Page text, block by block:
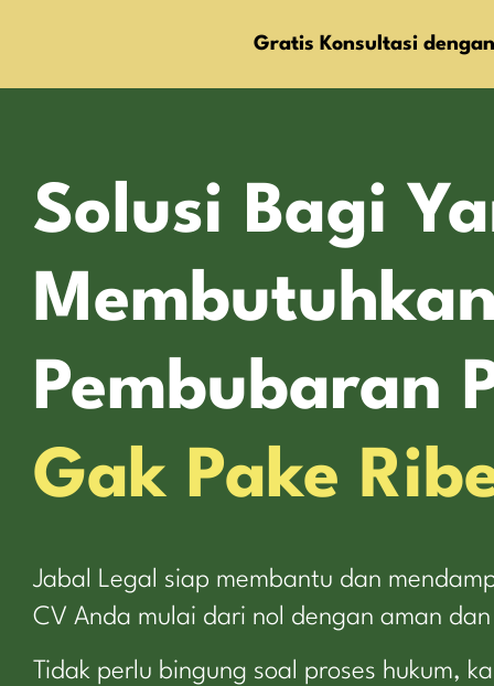
Gratis Konsultasi
Solusi Bagi
Pembubaran
Gak Pake
Jabal Legal siap membantu dan
CV Anda mulai dari nol dengan aman
Tidak perlu bingung soal proses hukum,